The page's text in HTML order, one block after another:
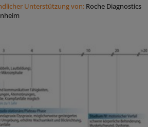
Unterstützung von: Roche Diagnostics